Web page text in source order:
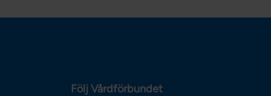
Följ Vårdförbundet